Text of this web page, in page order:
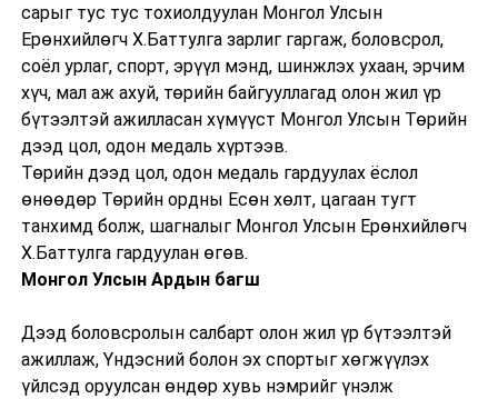
сарыг тус тус тохиолдуулан Монгол Улсын
Ерөнхийлөгч Х.Баттулга зарлиг гаргаж, боловсрол,
соёл урлаг, спорт, эрүүл мэнд, шинжлэх ухаан, эрчим
хүч, мал аж ахуй, төрийн байгууллагад олон жил үр
бүтээлтэй ажилласан хүмүүст Монгол Улсын Төрийн
дээд цол, одон медаль хүртээв.
Төрийн дээд цол, одон медаль гардуулах ёслол
өнөөдөр Төрийн ордны Есөн хөлт, цагаан тугт
танхимд болж, шагналыг Монгол Улсын Ерөнхийлөгч
Х.Баттулга гардуулан өгөв.
Монгол Улсын Ардын багш
Дээд боловсролын салбарт олон жил үр бүтээлтэй
ажиллаж, Үндэсний болон эх спортыг хөгжүүлэх
үйлсэд оруулсан өндөр хувь нэмрийг үнэлж